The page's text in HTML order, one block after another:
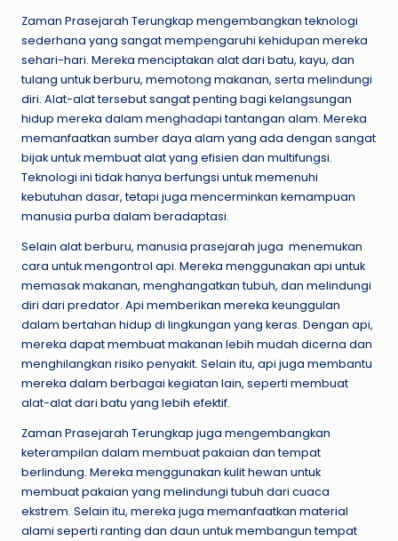
Zaman Prasejarah Terungkap mengembangkan teknologi
sederhana yang sangat mempengaruhi kehidupan mereka
sehari-hari. Mereka menciptakan alat dari batu, kayu, dan
tulang untuk berburu, memotong makanan, serta melindungi
diri. Alat-alat tersebut sangat penting bagi kelangsungan
hidup mereka dalam menghadapi tantangan alam. Mereka
memanfaatkan sumber daya alam yang ada dengan sangat
bijak untuk membuat alat yang efisien dan multifungsi.
Teknologi ini tidak hanya berfungsi untuk memenuhi
kebutuhan dasar, tetapi juga mencerminkan kemampuan
manusia purba dalam beradaptasi.
Selain alat berburu, manusia prasejarah juga menemukan
cara untuk mengontrol api. Mereka menggunakan api untuk
memasak makanan, menghangatkan tubuh, dan melindungi
diri dari predator. Api memberikan mereka keunggulan
dalam bertahan hidup di lingkungan yang keras. Dengan api,
mereka dapat membuat makanan lebih mudah dicerna dan
menghilangkan risiko penyakit. Selain itu, api juga membantu
mereka dalam berbagai kegiatan lain, seperti membuat
alat-alat dari batu yang lebih efektif.
Zaman Prasejarah Terungkap juga mengembangkan
keterampilan dalam membuat pakaian dan tempat
berlindung. Mereka menggunakan kulit hewan untuk
membuat pakaian yang melindungi tubuh dari cuaca
ekstrem. Selain itu, mereka juga memanfaatkan material
alami seperti ranting dan daun untuk membangun tempat